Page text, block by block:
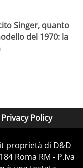
Singer, quanto
del 1970: la
Privacy Policy
proprietà di D&D
Roma RM - P.Iva